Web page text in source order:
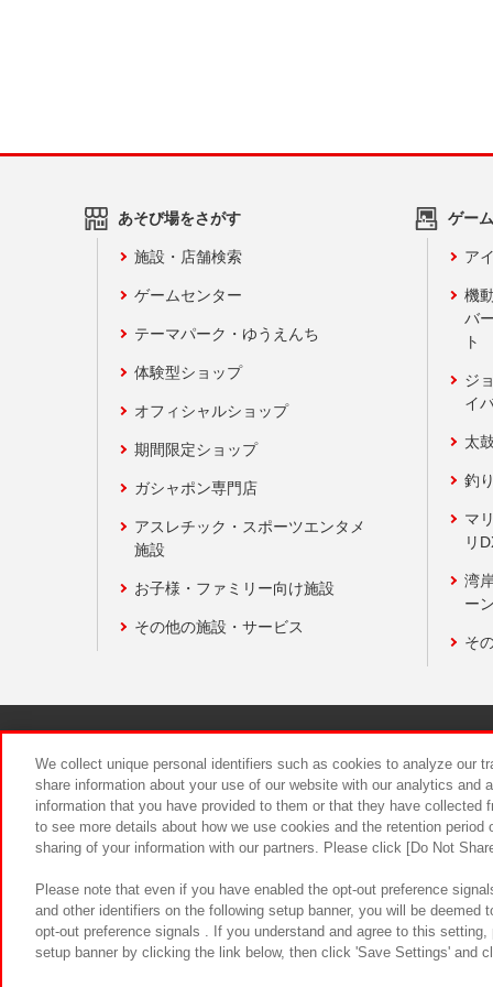
あそび場をさがす
施設・店舗検索
ゲームセンター
テーマパーク・ゆうえんち
体験型ショップ
オフィシャルショップ
期間限定ショップ
ガシャポン専門店
アスレチック・スポーツエンタメ
施設
お子様・ファミリー向け施設
その他の施設・サービス
ゲー
ア
機
バ
ト
ジ
イ
太
釣
マ
リ
湾
ー
そ
食品のご
We collect unique personal identifiers such as cookies to analyze our
share information about your use of our website with our analytics and
information that you have provided to them or that they have
to see more details about how we use cookies and the retention
sharing of your information with our partners. Please click [Do Not
Please note that even if you have enabled the opt-out preference
and other identifiers on the following setup banner, you will be
opt-out preference signals . If you understand and agree to this
setup banner by clicking the link below, then click 'Save Settings' and